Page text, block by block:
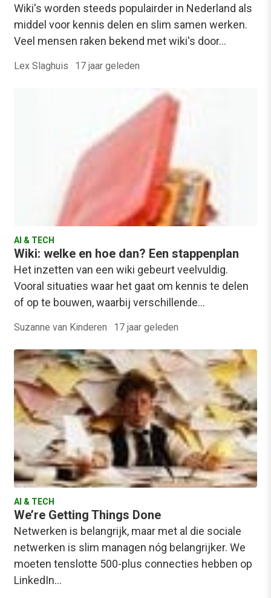
Wiki's worden steeds populairder in Nederland als
middel voor kennis delen en slim samen werken.
Veel mensen raken bekend met wiki's door…
Lex Slaghuis · 17 jaar geleden
AI & TECH
Wiki: welke en hoe dan? Een stappenplan
Het inzetten van een wiki gebeurt veelvuldig.
Vooral situaties waar het gaat om kennis te delen
of op te bouwen, waarbij verschillende…
Suzanne van Kinderen · 17 jaar geleden
AI & TECH
We’re Getting Things Done
Netwerken is belangrijk, maar met al die sociale
netwerken is slim managen nóg belangrijker. We
moeten tenslotte 500-plus connecties hebben op
LinkedIn…